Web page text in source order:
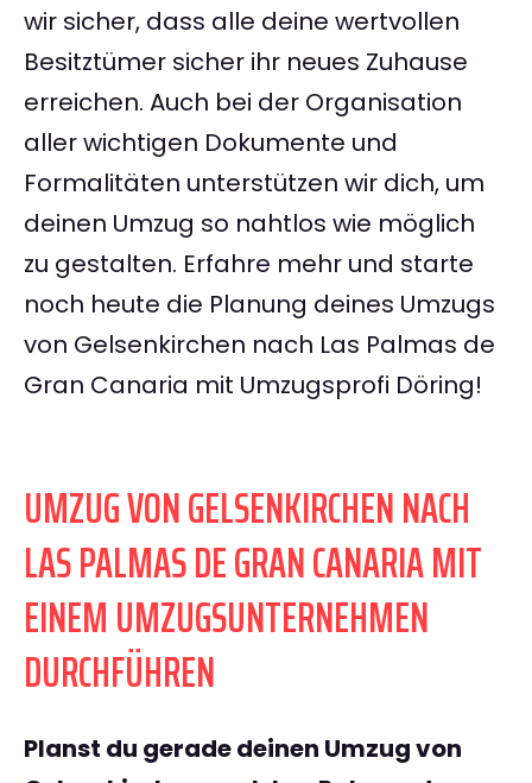
wir sicher, dass alle deine wertvollen
Besitztümer sicher ihr neues Zuhause
erreichen. Auch bei der Organisation
aller wichtigen Dokumente und
Formalitäten unterstützen wir dich, um
deinen Umzug so nahtlos wie möglich
zu gestalten. Erfahre mehr und starte
noch heute die Planung deines Umzugs
von Gelsenkirchen nach Las Palmas de
Gran Canaria mit Umzugsprofi Döring!
UMZUG VON GELSENKIRCHEN NACH
LAS PALMAS DE GRAN CANARIA MIT
EINEM UMZUGSUNTERNEHMEN
DURCHFÜHREN
Planst du gerade deinen Umzug von